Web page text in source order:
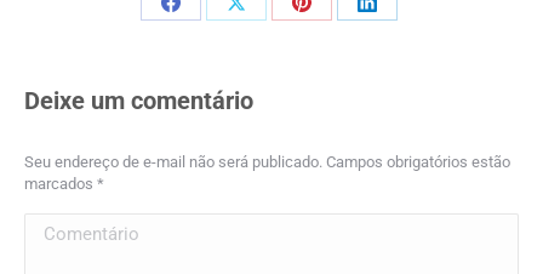
Compartilhar
Facebook
Compartilhar
X
CompartilharCompartilhar
Deixe um comentário
Seu endereço de e-mail não será publicado. Campos obrigatórios estão
marcados *
Comentário